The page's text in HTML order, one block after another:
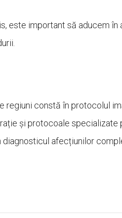
este important să aducem
regiuni constă în protocolul
și protocoale specializate
afecțiunilor